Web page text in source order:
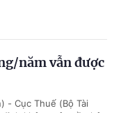
năm vẫn được
- Cục Thuế (Bộ Tài